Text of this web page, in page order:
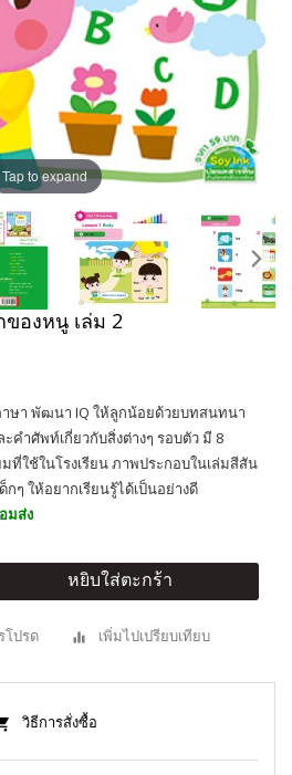
Tap to expand
องหนู เล่ม 2
ษา พัฒนา IQ ให้ลูกน้อยด้วยบทสนทนา
คำศัพท์เกี่ยวกับสิ่งต่างๆ รอบตัว มี 8
ที่ใช้ในโรงเรียน ภาพประกอบในเล่มสีสัน
ๆ ให้อยากเรียนรู้ได้เป็นอย่างดี
มส่ง
หยิบใส่ตะกร้า
โปรด เพิ่มไปเปรียบเทียบ
วิธีการสั่งซื้อ